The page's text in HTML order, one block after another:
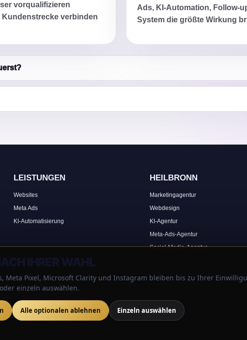
vorqualifizieren
verbinden
Ads, KI-Automation, Follow-
System die größte Wirkung
LEISTUNGEN
Websites
Meta Ads
KI-Automatisierung
HEILBRONN
Marketingagentur
Webdesign
KI-Agentur
Meta-Ads-Agentur
Social-Media-Agentur
IHRER WAHL
Meta Pixel, Microsoft Clarity und Instagram bleiben bis zu Ihrer
einzeln auswählen.
Alle optionalen ablehnen Einzeln auswählen